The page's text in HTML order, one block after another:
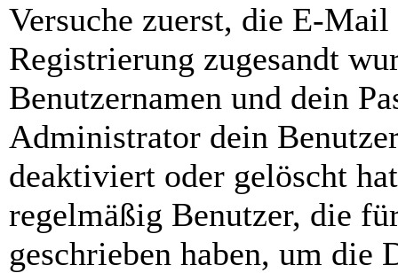
Versuche zuerst, die E-
Registrierung zugesandt
Benutzernamen und dein
Administrator dein
deaktiviert oder gelöscht
regelmäßig Benutzer, die
geschrieben haben, um die